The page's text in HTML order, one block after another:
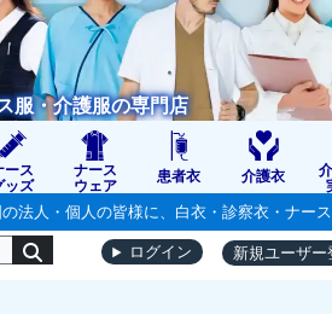
服・介護服の専門店
ース
ッズ
ナース
ウェア
患者衣 介護衣
法人・個人の皆様に、白衣・診察衣・ナー
ログイン 新規ユーザー